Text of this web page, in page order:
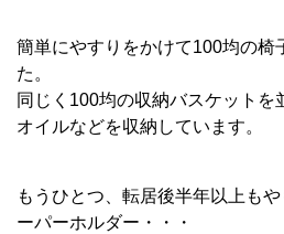
簡単にやすりをかけて100均の椅
た。
同じく100均の収納バスケットを
オイルなどを収納しています。
もうひとつ、転居後半年以上も
ーパーホルダー・・・